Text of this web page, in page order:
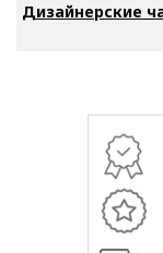
Дизайнерские